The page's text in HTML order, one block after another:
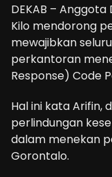
DEKAB –
Kilo mendorong
mewajibkan
perkantoran
Response) Code
Hal ini kata Arifin,
perlindungan
dalam menekan
Gorontalo.